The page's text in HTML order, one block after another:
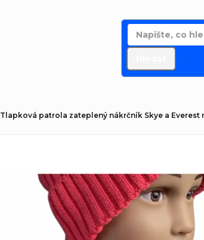
Tlapková patrola zateplený nákrčník Skye a Everest